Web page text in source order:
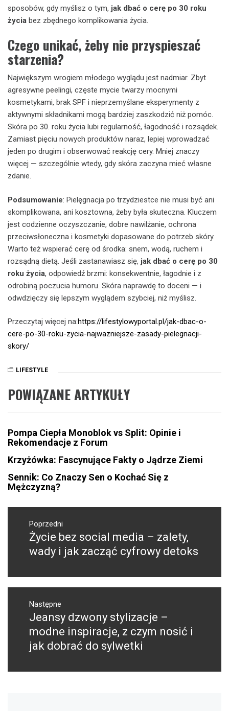
sposobów, gdy myślisz o tym, jak dbać o cerę po 30 roku
życia bez zbędnego komplikowania życia.
Czego unikać, żeby nie przyspieszać
starzenia?
Największym wrogiem młodego wyglądu jest nadmiar. Zbyt
agresywne peelingi, częste mycie twarzy mocnymi
kosmetykami, brak SPF i nieprzemyślane eksperymenty z
aktywnymi składnikami mogą bardziej zaszkodzić niż pomóc.
Skóra po 30. roku życia lubi regularność, łagodność i rozsądek.
Zamiast pięciu nowych produktów naraz, lepiej wprowadzać
jeden po drugim i obserwować reakcję cery. Mniej znaczy
więcej — szczególnie wtedy, gdy skóra zaczyna mieć własne
zdanie.
Podsumowanie: Pielęgnacja po trzydziestce nie musi być ani
skomplikowana, ani kosztowna, żeby była skuteczna. Kluczem
jest codzienne oczyszczanie, dobre nawilżanie, ochrona
przeciwsłoneczna i kosmetyki dopasowane do potrzeb skóry.
Warto też wspierać cerę od środka: snem, wodą, ruchem i
rozsądną dietą. Jeśli zastanawiasz się, jak dbać o cerę po 30
roku życia, odpowiedź brzmi: konsekwentnie, łagodnie i z
odrobiną poczucia humoru. Skóra naprawdę to doceni — i
odwdzięczy się lepszym wyglądem szybciej, niż myślisz.
Przeczytaj więcej na:https://lifestylowyportal.pl/jak-dbac-o-
cere-po-30-roku-zycia-najwazniejsze-zasady-pielegnacji-
skory/
LIFESTYLE
POWIĄZANE ARTYKUŁY
Pompa Ciepła Monoblok vs Split: Opinie i
Rekomendacje z Forum
Krzyżówka: Fascynujące Fakty o Jądrze Ziemi
Sennik: Co Znaczy Sen o Kochać Się z
Mężczyzną?
Nawigacja
wpisuPoprzedni
Poprzedni
wpis:
Życie bez social media – zalety,
wady i jak zacząć cyfrowy detoks
Następne
Następny
post:
Jeansy dzwony stylizacje –
modne inspiracje, z czym nosić i
jak dobrać do sylwetki